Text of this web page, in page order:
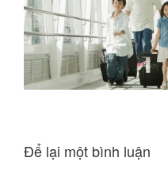
Để lại một bình luận